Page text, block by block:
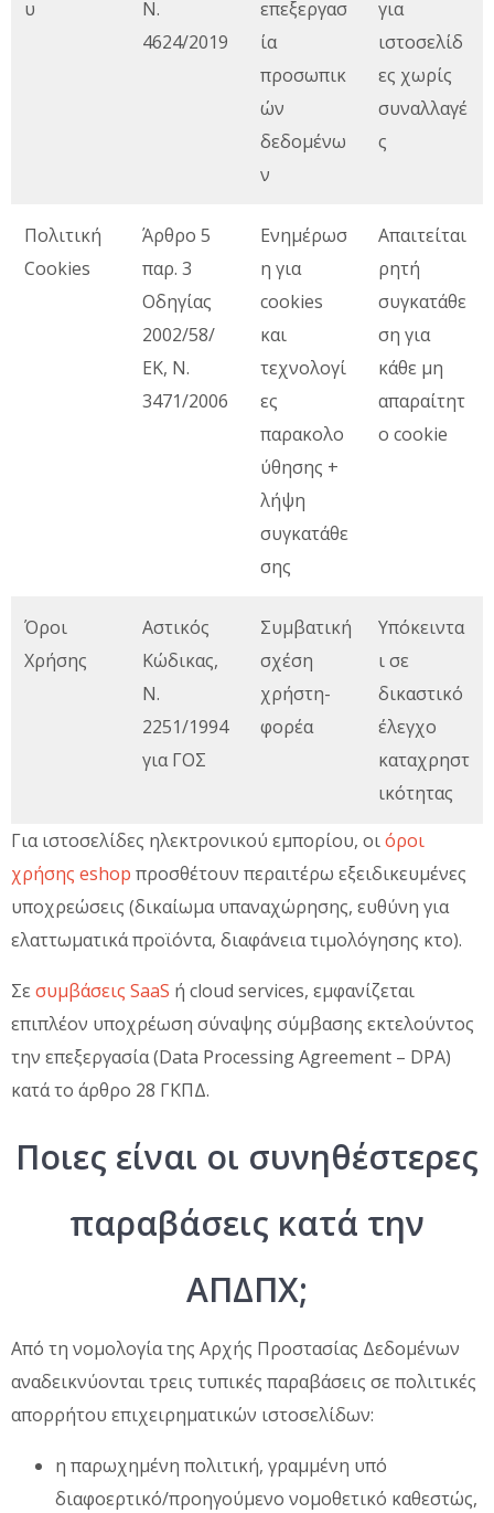
υ
Ν.
4624/2019
επεξεργασ
ία
προσωπικ
ών
δεδομένω
ν
για
ιστοσελίδ
ες χωρίς
συναλλαγέ
ς
Πολιτική
Cookies
Άρθρο 5
παρ. 3
Οδηγίας
2002/58/
ΕΚ, Ν.
3471/2006
Ενημέρωσ
η για
cookies
και
τεχνολογί
ες
παρακολο
ύθησης +
λήψη
συγκατάθε
σης
Απαιτείται
ρητή
συγκατάθε
ση για
κάθε μη
απαραίτητ
ο cookie
Όροι
Χρήσης
Αστικός
Κώδικας,
Ν.
2251/1994
για ΓΟΣ
Συμβατική
σχέση
χρήστη-
φορέα
Υπόκειντα
ι σε
δικαστικό
έλεγχο
καταχρηστ
ικότητας
Για ιστοσελίδες ηλεκτρονικού εμπορίου, οιόροι
χρήσης eshop προσθέτουν περαιτέρω εξειδικευμένες
υποχρεώσεις (δικαίωμα υπαναχώρησης, ευθύνη για
ελαττωματικά προϊόντα, διαφάνεια τιμολόγησης κτο).
Σε συμβάσεις SaaS ή cloud services, εμφανίζεται
επιπλέον υποχρέωση σύναψης σύμβασης εκτελούντος
την επεξεργασία (Data Processing Agreement – DPA)
κατά το άρθρο 28 ΓΚΠΔ.
Ποιες είναι οι συνηθέστερες
παραβάσεις κατά την
ΑΠΔΠΧ;
Από τη νομολογία της Αρχής Προστασίας Δεδομένων
αναδεικνύονται τρεις τυπικές παραβάσεις σε πολιτικές
απορρήτου επιχειρηματικών ιστοσελίδων:
η παρωχημένη πολιτική, γραμμένη υπό
διαφοερτικό/προηγούμενο νομοθετικό καθεστώς,